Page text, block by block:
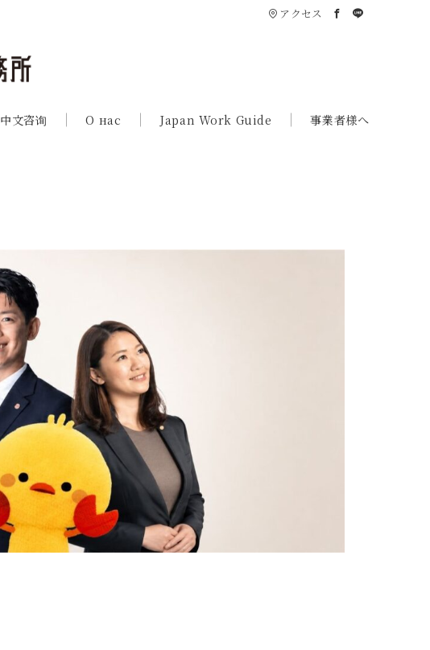
アクセス
中文咨询 О нас Japan Work Guide 事業者様へ